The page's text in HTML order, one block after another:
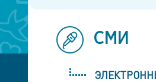
СМИ